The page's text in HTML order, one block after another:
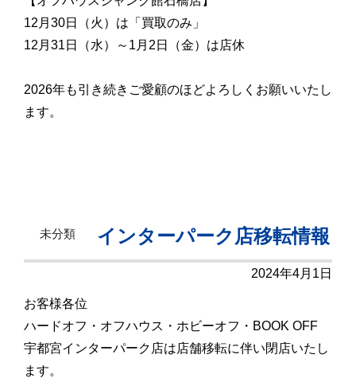
12月30日（火）は「買取のみ」
12月31日（水）～1月2日（金）は店休
2026年も引き続きご愛顧のほどよろしくお願いいたし
ます。
未分類 インターパーク店移転情報
2024年4月1日
お客様各位
ハードオフ・オフハウス・ホビーオフ・BOOK OFF
宇都宮インターパーク店は店舗移転に伴い閉店いたし
ます。